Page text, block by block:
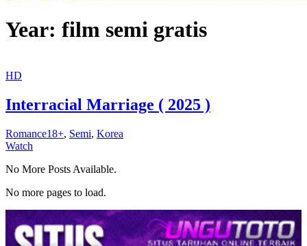
Year: film semi gratis
HD
Interracial Marriage ( 2025 )
Romance18+, Semi, Korea
Watch
No More Posts Available.
No more pages to load.